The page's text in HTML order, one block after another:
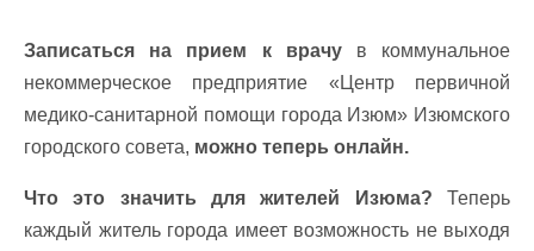
Записаться на прием к врачув коммунальное
некоммерческое предприятие «Центр первичной
медико-санитарной помощи города Изюм» Изюмского
городского совета, можно теперь онлайн.
Что это значить для жителей Изюма? Теперь
каждый житель города имеет возможность не выходя